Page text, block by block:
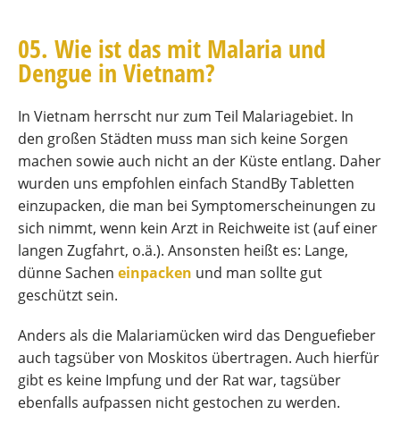
05. Wie ist das mit Malaria und
Dengue in Vietnam?
In Vietnam herrscht nur zum Teil Malariagebiet. In
den großen Städten muss man sich keine Sorgen
machen sowie auch nicht an der Küste entlang. Daher
wurden uns empfohlen einfach StandBy Tabletten
einzupacken, die man bei Symptomerscheinungen zu
sich nimmt, wenn kein Arzt in Reichweite ist (auf einer
langen Zugfahrt, o.ä.). Ansonsten heißt es: Lange,
dünne Sachen einpacken und man sollte gut
geschützt sein.
Anders als die Malariamücken wird das Denguefieber
auch tagsüber von Moskitos übertragen. Auch hierfür
gibt es keine Impfung und der Rat war, tagsüber
ebenfalls aufpassen nicht gestochen zu werden.